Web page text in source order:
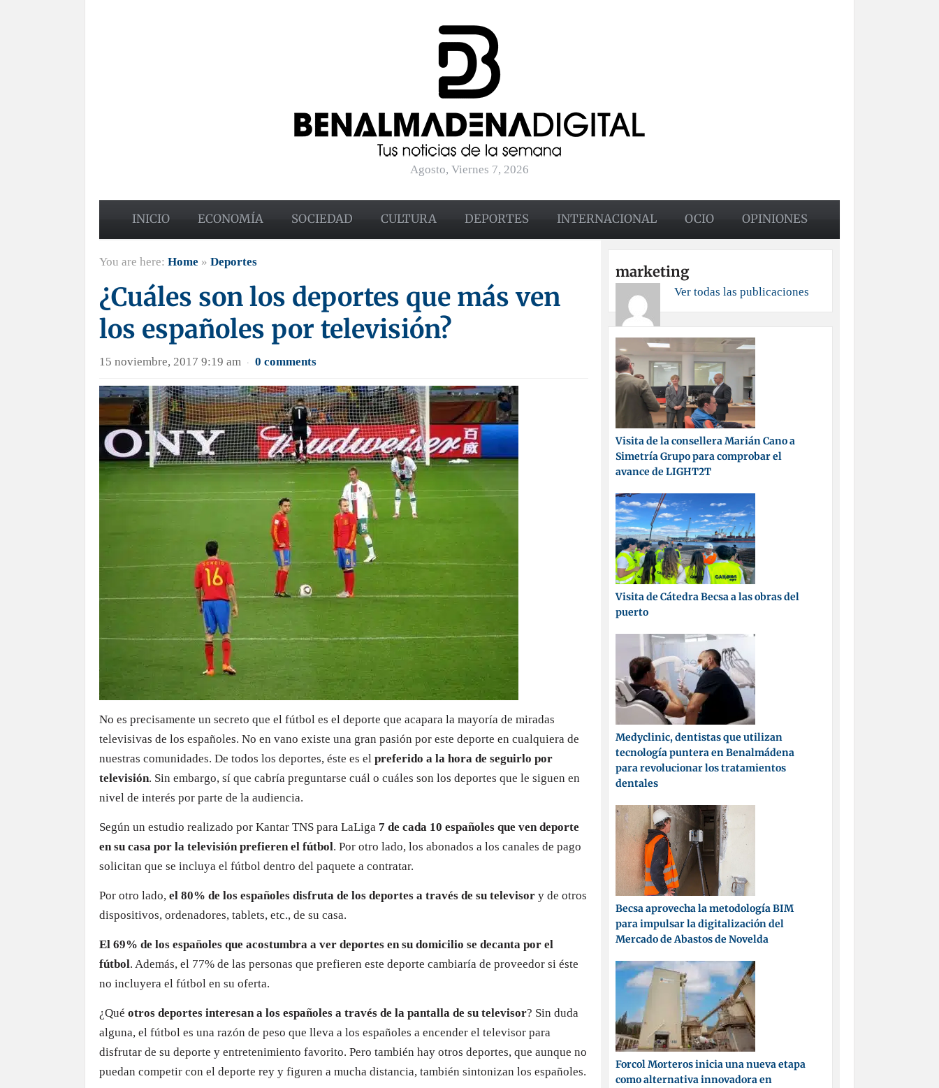
Agosto, Viernes 7, 2026
INICIO ECONOMÍA SOCIEDAD CULTURA DEPORTES INTERNACIONAL OCIO OPINIONES
You are here: Home » Deportes
¿Cuáles son los deportes que más ven
los españoles por televisión?
15 noviembre, 2017 9:19 am · 0 comments
No es precisamente un secreto que el fútbol es el deporte que acapara la mayoría de miradas
televisivas de los españoles. No en vano existe una gran pasión por este deporte en cualquiera de
nuestras comunidades. De todos los deportes, éste es el preferido a la hora de seguirlo por
televisión. Sin embargo, sí que cabría preguntarse cuál o cuáles son los deportes que le siguen en
nivel de interés por parte de la audiencia.
Según un estudio realizado por Kantar TNS para LaLiga 7 de cada 10 españoles que ven deporte
en su casa por la televisión prefieren el fútbol. Por otro lado, los abonados a los canales de pago
solicitan que se incluya el fútbol dentro del paquete a contratar.
Por otro lado, el 80% de los españoles disfruta de los deportes a través de su televisor y de otros
dispositivos, ordenadores, tablets, etc., de su casa.
El 69% de los españoles que acostumbra a ver deportes en su domicilio se decanta por el
fútbol. Además, el 77% de las personas que prefieren este deporte cambiaría de proveedor si éste
no incluyera el fútbol en su oferta.
¿Qué otros deportes interesan a los españoles a través de la pantalla de su televisor? Sin duda
alguna, el fútbol es una razón de peso que lleva a los españoles a encender el televisor para
disfrutar de su deporte y entretenimiento favorito. Pero también hay otros deportes, que aunque no
puedan competir con el deporte rey y figuren a mucha distancia, también sintonizan los españoles.
marketing
Ver todas las publicaciones
Visita de la consellera Marián Cano a
Simetría Grupo para comprobar el
avance de LIGHT2T
Visita de Cátedra Becsa a las obras del
puerto
Medyclinic, dentistas que utilizan
tecnología puntera en Benalmádena
para revolucionar los tratamientos
dentales
Becsa aprovecha la metodología BIM
para impulsar la digitalización del
Mercado de Abastos de Novelda
Forcol Morteros inicia una nueva etapa
como alternativa innovadora en